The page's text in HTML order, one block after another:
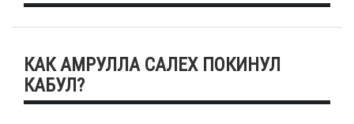
КАК АМРУЛЛА САЛЕХ ПОКИНУЛ
КАБУЛ?